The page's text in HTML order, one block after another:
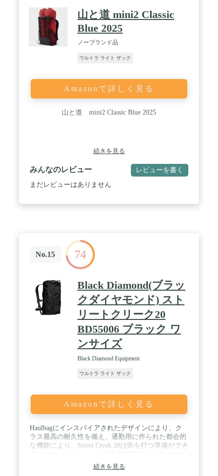
山と道 mini2 Classic
Blue 2025
ノーブランド品
ウルトラ ライト ザック
Amazonで詳しく見る
山と道 mini2 Classic Blue 2025
続きを見る
みんなのレビュー レビューを書く
まだレビューはありません
No.15 74
Black Diamond(ブラッ
クダイヤモンド) スト
リートクリーク20
BD55006 ブラック ワ
ンサイズ
Black Diamond Equipment
ウルトラ ライト ザック
Amazonで詳しく見る
Haulbagにインスパイアされたデザインにより、ク
ラス最高の耐久性を備え、通勤用に作られた都会的
な機能により、Street Creek 20は街を打つ準備ができ
パソコンスリーブは、作業の硬さのために汎用性を
追加し、Burly haulbag構造は日帰り・日帰り・通勤
続きを見る